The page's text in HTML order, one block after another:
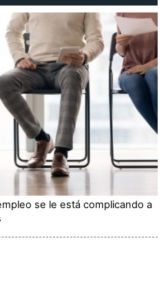
se le está complicando a